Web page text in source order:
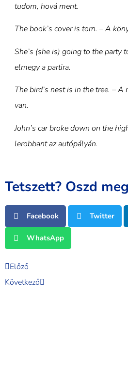
tudom, hová ment.
The book’s cover is torn. – A
She’s (she is) going to the party
elmegy a partira.
The bird’s nest is in the tree. – A
van.
John’s car broke down on the
lerobbant az autópályán.
Tetszett? Oszd
Facebook Twitter
WhatsApp
Előző
Következő